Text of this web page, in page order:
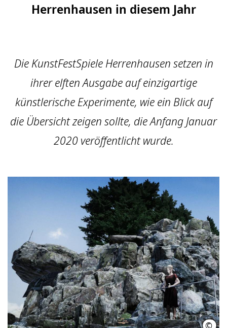
Herrenhausen in diesem Jahr
Die KunstFestSpiele Herrenhausen setzen in
ihrer elften Ausgabe auf einzigartige
künstlerische Experimente, wie ein Blick auf
die Übersicht zeigen sollte, die Anfang Januar
2020 veröffentlicht wurde.
©